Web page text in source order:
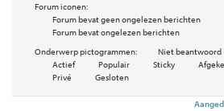
Forum iconen:
Forum bevat geen ongelezen berichten
Forum bevat ongelezen berichten
Onderwerp pictogrammen:
Niet beantwoord
Actief
Populair Sticky
Privé
Gesloten